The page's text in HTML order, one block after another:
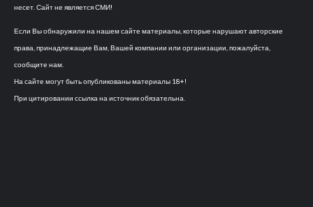
несет. Сайт не является СМИ!
Если Вы обнаружили на нашем сайте материалы, которые нарушают авторские
права, принадлежащие Вам, Вашей компании или организации, пожалуйста,
сообщите нам.
На сайте могут быть опубликованы материалы 18+!
При цитировании ссылка на источник обязательна.